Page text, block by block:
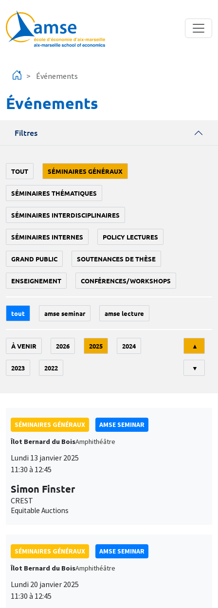
Événements
Événements
Filtres
TOUT SÉMINAIRES GÉNÉRAUX
SÉMINAIRES THÉMATIQUES
SÉMINAIRES INTERDISCIPLINAIRES
SÉMINAIRES INTERNES POLICY LECTURES
GRAND PUBLIC SOUTENANCES DE THÈSE
ENSEIGNEMENT CONFÉRENCES/WORKSHOPS
tout amse seminar amse lecture
À VENIR 2026 2025 2024
2023 2022
▲
▼
SÉMINAIRES GÉNÉRAUX
AMSE SEMINAR
Îlot Bernard du BoisAmphithéâtre
Lundi 13 janvier 2025
11:30 à 12:45
Simon Finster
CREST
Equitable Auctions
SÉMINAIRES GÉNÉRAUX
AMSE SEMINAR
Îlot Bernard du BoisAmphithéâtre
Lundi 20 janvier 2025
11:30 à 12:45